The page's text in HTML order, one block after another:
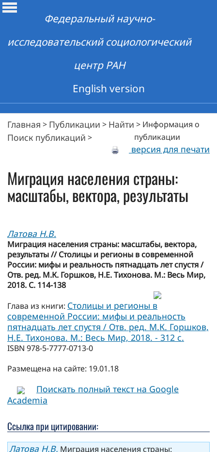
Федеральный научно-
исследовательский социологический
центр РАН
English version
Главная > Публикации > Найти >
Поиск публикаций >
Информация о
публикации
версия для печати
Миграция населения страны:
масштабы, вектора, результаты
Латова Н.В.
Миграция населения страны: масштабы, вектора,
результаты // Столицы и регионы в современной
России: мифы и реальность пятнадцать лет спустя /
Отв. ред. М.К. Горшков, Н.Е. Тихонова. М.: Весь Мир,
2018. С. 114-138
Глава из книги: Столицы и регионы в
современной России: мифы и реальность
пятнадцать лет спустя / Отв. ред. М.К. Горшков,
Н.Е. Тихонова. М.: Весь Мир, 2018. - 312 с.
ISBN 978-5-7777-0713-0
Размещена на сайте: 19.01.18
Поискать полный текст на Google
Academia
Ссылка при цитировании:
Латова Н.В. Миграция населения страны: